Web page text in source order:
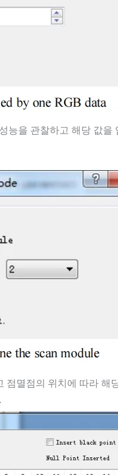
능을 관찰하고 해당 값을
멸점의 위치에 따라 해